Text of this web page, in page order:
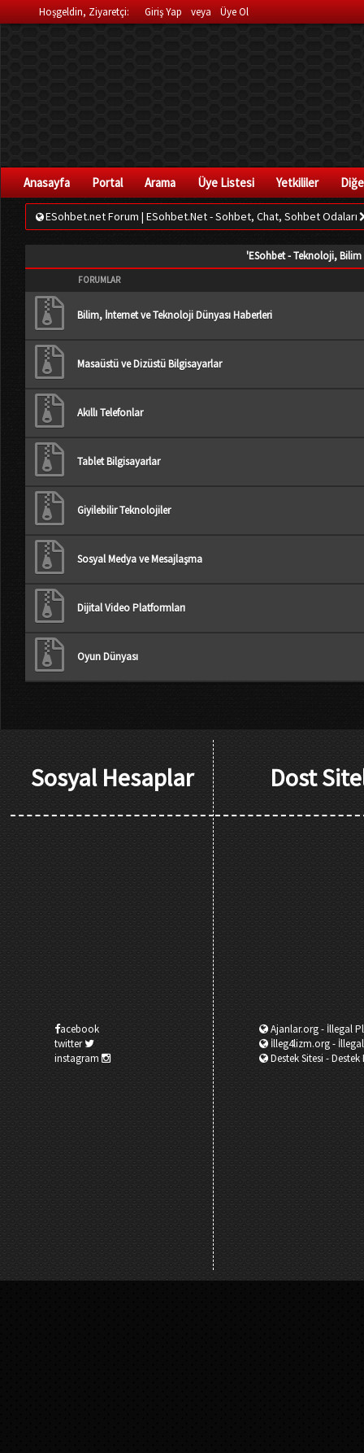
Hoşgeldin, Ziyaretçi: Giriş Yap veya Üye Ol
Anasayfa Portal Arama Üye Listesi Yetkililer
ESohbet.net Forum | ESohbet.Net - Sohbet, Chat, Sohbet Odaları
'ESohbet - Teknoloji,
FORUMLAR
Bilim, İnternet ve Teknoloji Dünyası Haberleri
Masaüstü ve Dizüstü Bilgisayarlar
Akıllı Telefonlar
Tablet Bilgisayarlar
Giyilebilir Teknolojiler
Sosyal Medya ve Mesajlaşma
Dijital Video Platformları
Oyun Dünyası
Sosyal Hesaplar Dost
acebook
twitter
instagram
Ajanlar.org - İllegal
İlleg4lizm.org -
Destek Sitesi -